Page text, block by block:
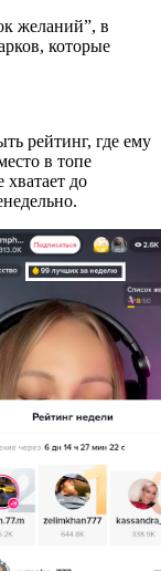
желаний”, в
которые
рейтинг, где ему
в топе
хватает до